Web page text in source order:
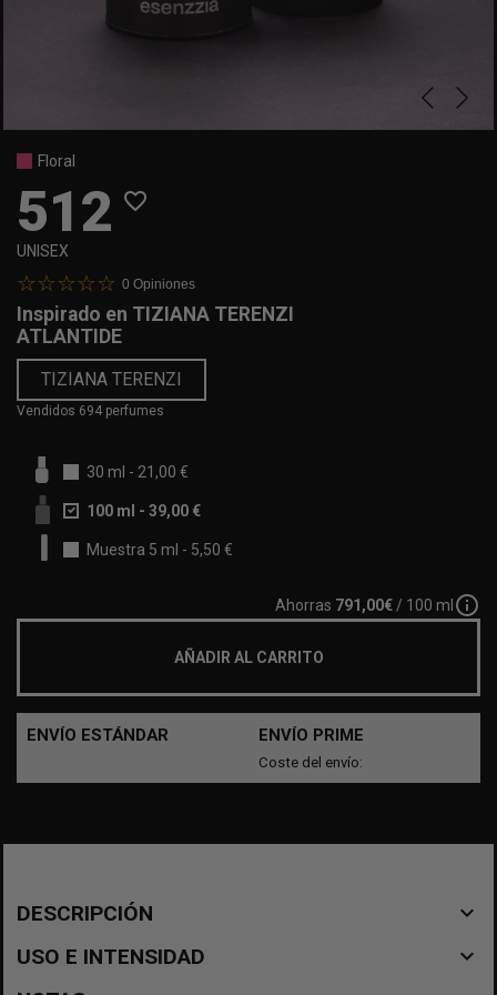
Floral
512 favorite_border
UNISEX
0 Opiniones
Inspirado en TIZIANA TERENZI
ATLANTIDE
TIZIANA TERENZI
Vendidos 694 perfumes
30 ml - 21,00 €
100 ml - 39,00 €
Muestra 5 ml - 5,50 €
Ahorras 791,00€ / 100 mlinfo_outline
AÑADIR AL CARRITO
ENVÍO ESTÁNDAR ENVÍO PRIME
Coste del envío:
DESCRIPCIÓN navigate_before
USO E INTENSIDAD navigate_before